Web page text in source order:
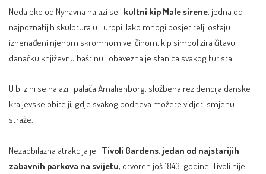
Nedaleko od Nyhavna nalazi se i kultni kip Male sirene, jedna od
najpoznatijih skulptura u Europi. Iako mnogi posjetitelji ostaju
iznenađeni njenom skromnom veličinom, kip simbolizira čitavu
danačku književnu baštinu i obavezna je stanica svakog turista.
U blizini se nalazi i palača Amalienborg, službena rezidencija danske
kraljevske obitelji, gdje svakog podneva možete vidjeti smjenu
straže.
Nezaobilazna atrakcija je i Tivoli Gardens, jedan od najstarijih
zabavnih parkova na svijetu, otvoren još 1843. godine. Tivoli nije